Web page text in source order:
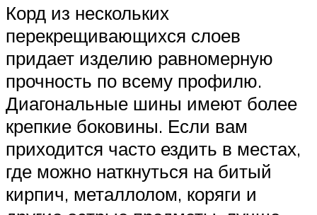
Корд из нескольких
перекрещивающихся слоев
придает изделию равномерную
прочность по всему профилю.
Диагональные шины имеют более
крепкие боковины. Если вам
приходится часто ездить в местах,
где можно наткнуться на битый
кирпич, металлолом, коряги и